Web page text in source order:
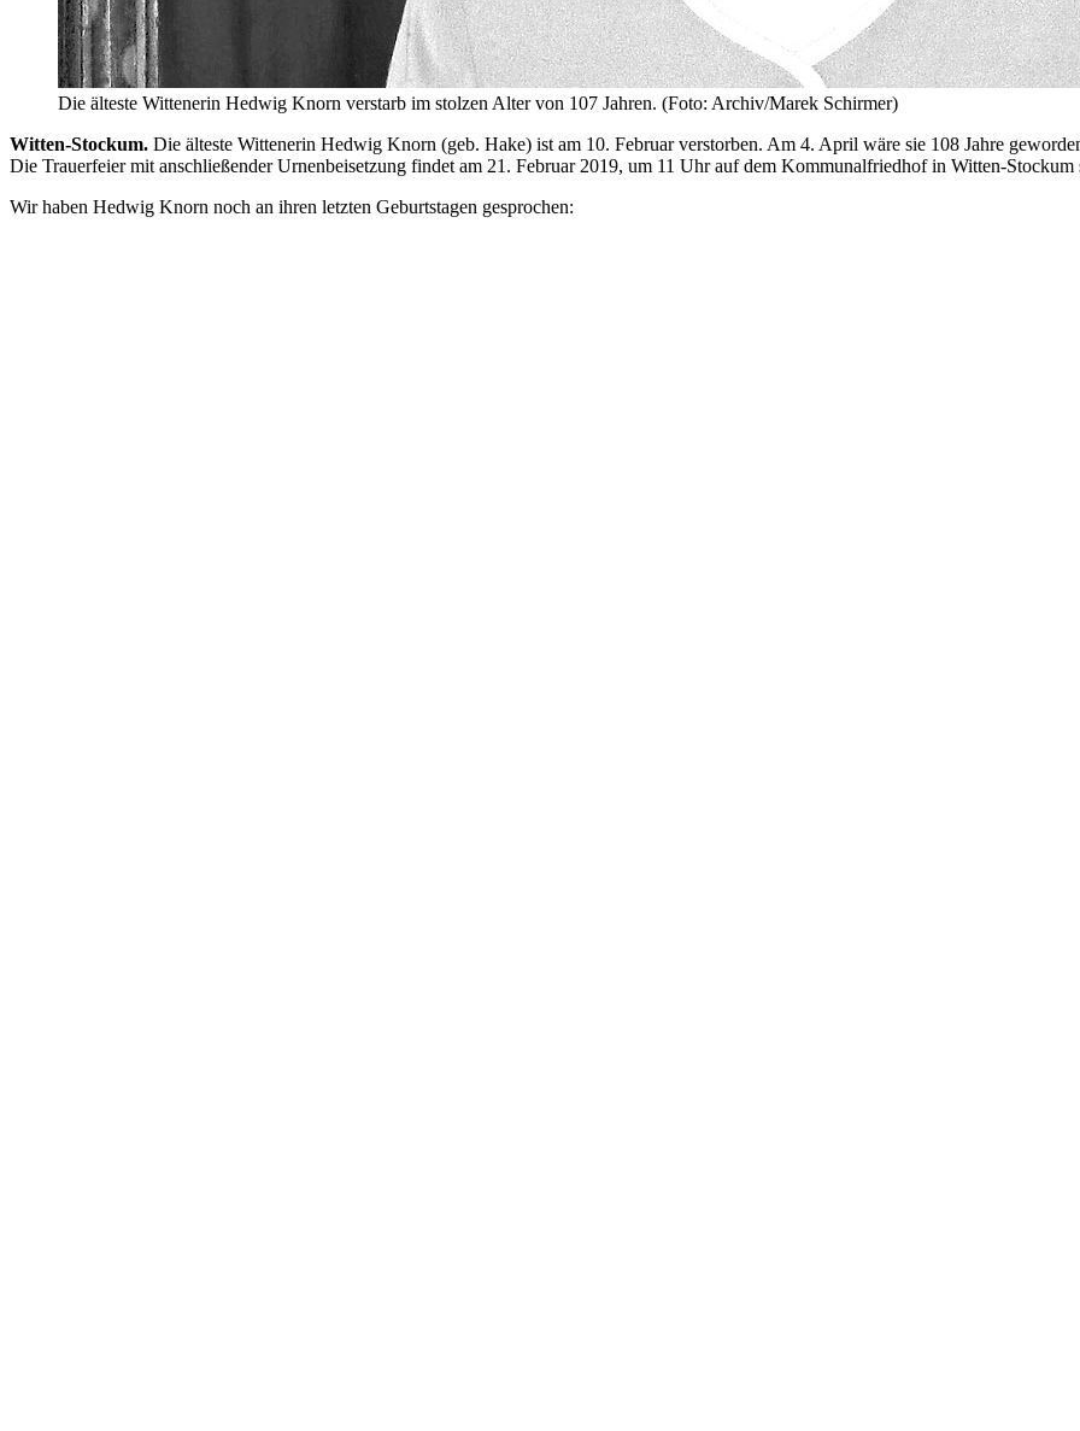
Die älteste Wittenerin Hedwig Knorn verstarb im stolzen Alter von 107 Jahren. (Foto: Archiv/Marek Schirmer)
Witten-Stockum. Die älteste Wittenerin Hedwig Knorn (geb. Hake) ist am 10. Februar verstorben. Am 4. April wäre sie 108 Jahre
Die Trauerfeier mit anschließender Urnenbeisetzung findet am 21. Februar 2019, um 11 Uhr auf dem Kommunalfriedhof in Witten-Stockum
Wir haben Hedwig Knorn noch an ihren letzten Geburtstagen gesprochen: